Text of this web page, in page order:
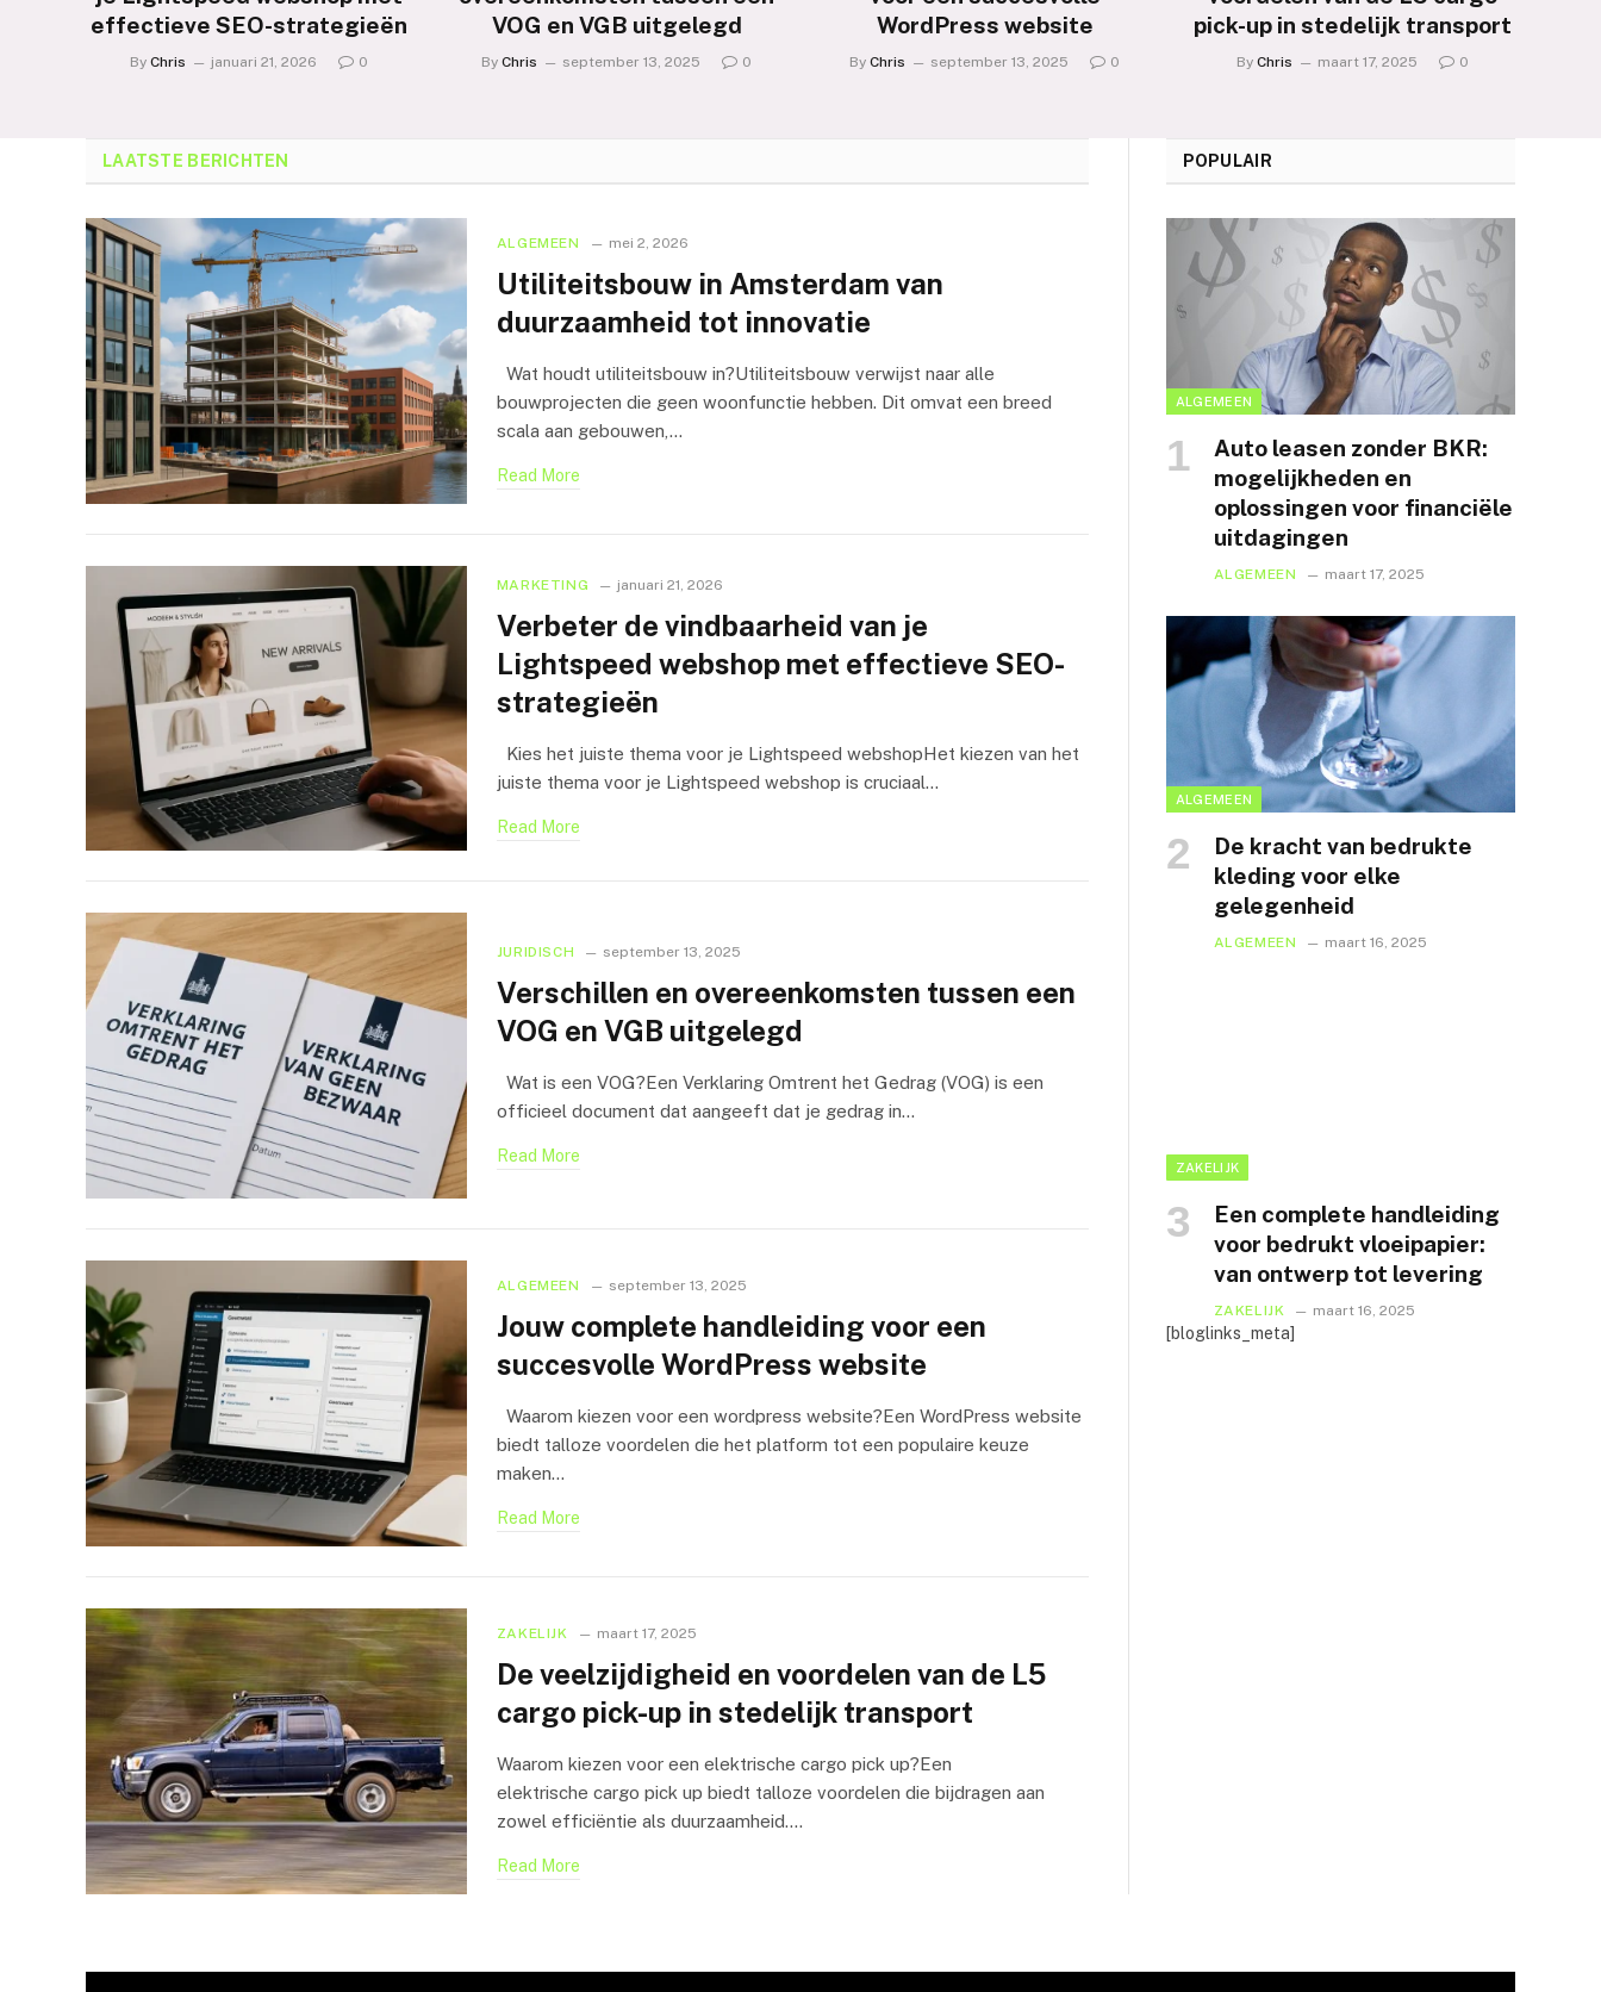
effectieve SEO-strategieën
By Chris januari 21, 2026 0
VOG en VGB uitgelegd
By Chris september 13, 2025 0
WordPress website
By Chris september 13, 2025 0
pick-up in stedelijk transport
By Chris maart 17, 2025 0
LAATSTE BERICHTEN
ALGEMEEN mei 2, 2026
Utiliteitsbouw in Amsterdam van
duurzaamheid tot innovatie
Wat houdt utiliteitsbouw in?Utiliteitsbouw verwijst naar alle
bouwprojecten die geen woonfunctie hebben. Dit omvat een breed
scala aan gebouwen,…
Read More
MARKETING januari 21, 2026
Verbeter de vindbaarheid van je
Lightspeed webshop met effectieve SEO-
strategieën
Kies het juiste thema voor je Lightspeed webshopHet kiezen van het
juiste thema voor je Lightspeed webshop is cruciaal…
Read More
JURIDISCH september 13, 2025
Verschillen en overeenkomsten tussen een
VOG en VGB uitgelegd
Wat is een VOG?Een Verklaring Omtrent het Gedrag (VOG) is een
officieel document dat aangeeft dat je gedrag in…
Read More
ALGEMEEN september 13, 2025
Jouw complete handleiding voor een
succesvolle WordPress website
Waarom kiezen voor een wordpress website?Een WordPress website
biedt talloze voordelen die het platform tot een populaire keuze
maken…
Read More
ZAKELIJK maart 17, 2025
De veelzijdigheid en voordelen van de L5
cargo pick-up in stedelijk transport
Waarom kiezen voor een elektrische cargo pick up?Een
elektrische cargo pick up biedt talloze voordelen die bijdragen aan
zowel efficiëntie als duurzaamheid.…
Read More
POPULAIR
ALGEMEEN
Auto leasen zonder BKR:
mogelijkheden en
oplossingen voor financiële
uitdagingen
ALGEMEEN maart 17, 2025
ALGEMEEN
De kracht van bedrukte
kleding voor elke
gelegenheid
ALGEMEEN maart 16, 2025
ZAKELIJK
Een complete handleiding
voor bedrukt vloeipapier:
van ontwerp tot levering
ZAKELIJK maart 16, 2025
[bloglinks_meta]